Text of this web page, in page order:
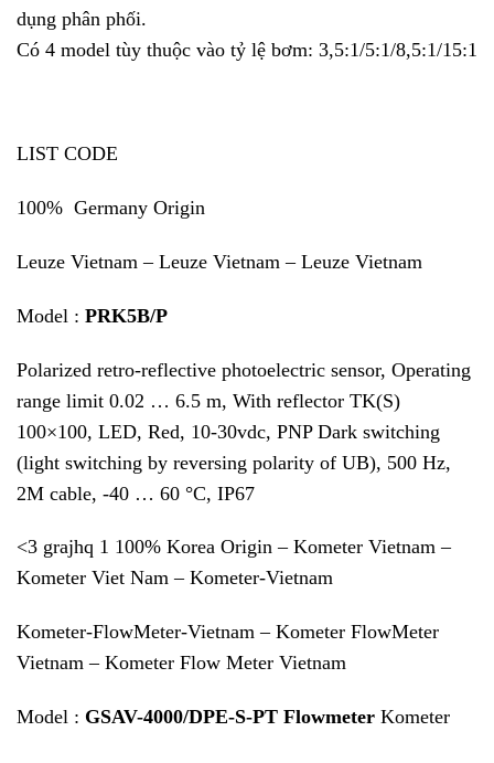
dụng phân phối.
Có 4 model tùy thuộc vào tỷ lệ bơm: 3,5:1/5:1/8,5:1/15:1
LIST CODE
100% Germany Origin
Leuze Vietnam – Leuze Vietnam – Leuze Vietnam
Model : PRK5B/P
Polarized retro-reflective photoelectric sensor, Operating
range limit 0.02 … 6.5 m, With reflector TK(S)
100×100, LED, Red, 10-30vdc, PNP Dark switching
(light switching by reversing polarity of UB), 500 Hz,
2M cable, -40 … 60 °C, IP67
<3 grajhq 1 100% Korea Origin – Kometer Vietnam –
Kometer Viet Nam – Kometer-Vietnam
Kometer-FlowMeter-Vietnam – Kometer FlowMeter
Vietnam – Kometer Flow Meter Vietnam
Model : GSAV-4000/DPE-S-PT Flowmeter Kometer